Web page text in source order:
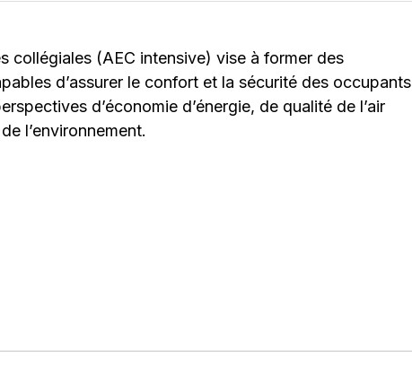
collégiales (AEC intensive) vise à former des
d’assurer le confort et la sécurité des occupants
d’économie d’énergie, de qualité de l’air
l’environnement.